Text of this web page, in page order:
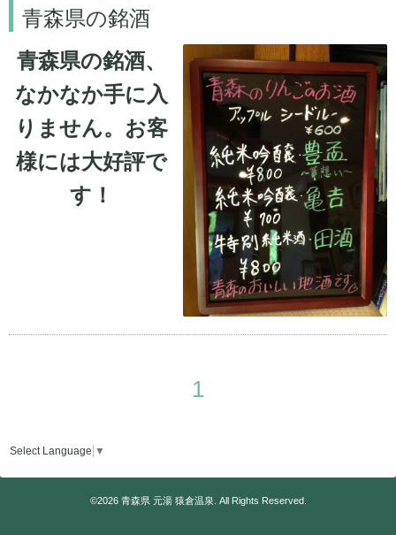
青森県の銘酒
青森県の銘酒、
なかなか手に入
りません。お客
様には大好評で
す！
1
Select Language ▼
©2026 青森県 元湯 猿倉温泉 . All Rights Reserved.